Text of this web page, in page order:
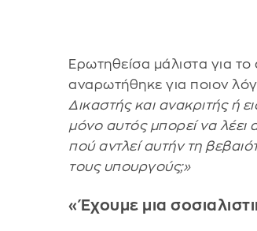
Ερωτηθείσα μάλιστα για
αναρωτήθηκε για ποιον
Δικαστής και ανακριτής ή
μόνο αυτός μπορεί να λέει
πού αντλεί αυτήν τη
τους υπουργούς;»
«Έχουμε μια